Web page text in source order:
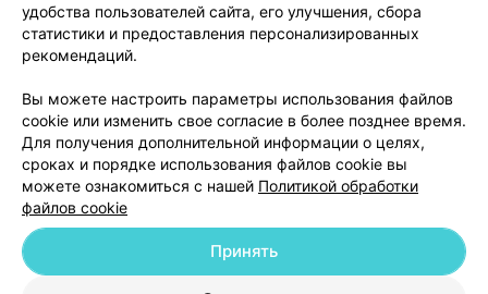
Написать руководителю 103.by
Обработка персональных данных
© 2026 ООО «Артокс Лаб», УНП 191700409
| 220012, Республика Беларусь,
удобства пользователей сайта, его улучшения, сбора
статистики и предоставления персонализированных
рекомендаций.
Вы можете настроить параметры использования файлов
cookie или изменить свое согласие в более позднее время.
Для получения дополнительной информации о целях,
сроках и порядке использования файлов cookie вы
можете ознакомиться с нашей Политикой обработки
файлов cookie
Принять